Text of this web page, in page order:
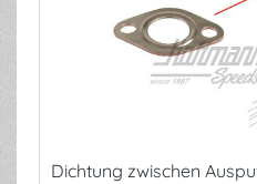
Dichtung zwischen